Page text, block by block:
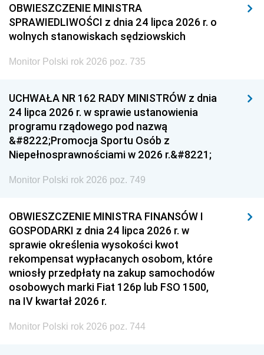
OBWIESZCZENIE MINISTRA
SPRAWIEDLIWOŚCI z dnia 24 lipca 2026 r. o
wolnych stanowiskach sędziowskich
Monitor Polski rok 2026 poz. 735
UCHWAŁA NR 162 RADY MINISTRÓW z dnia
24 lipca 2026 r. w sprawie ustanowienia
programu rządowego pod nazwą
&#8222;Promocja Sportu Osób z
Niepełnosprawnościami w 2026 r.&#8221;
Monitor Polski rok 2026 poz. 749
OBWIESZCZENIE MINISTRA FINANSÓW I
GOSPODARKI z dnia 24 lipca 2026 r. w
sprawie określenia wysokości kwot
rekompensat wypłacanych osobom, które
wniosły przedpłaty na zakup samochodów
osobowych marki Fiat 126p lub FSO 1500,
na IV kwartał 2026 r.
Monitor Polski rok 2026 poz. 744